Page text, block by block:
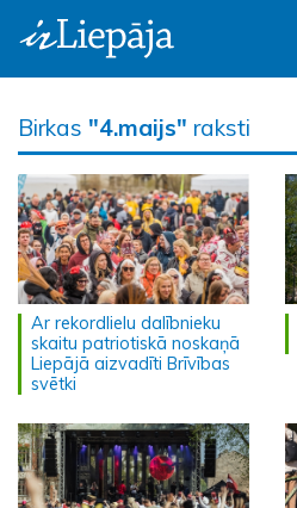
Birkas "4.maijs" raksti
Ar rekordlielu dalībnieku
skaitu patriotiskā noskaņā
Liepājā aizvadīti Brīvības
svētki